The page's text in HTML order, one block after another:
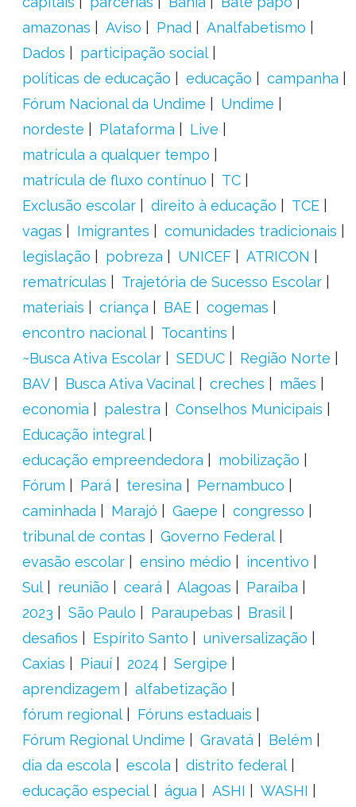
amazonas
Aviso Pnad
Analfabetismo
Dados
participação social
políticas de educação
educação
campanha
Fórum Nacional da Undime
Undime
nordeste
Plataforma
Live
matrícula a qualquer tempo
matrícula de fluxo contínuo
TC
Exclusão escolar
direito à educação
TCE
vagas
Imigrantes
comunidades tradicionais
legislação
pobreza UNICEF
ATRICON
rematrículas
Trajetória de Sucesso Escolar
materiais
criança BAE
cogemas
encontro nacional
Tocantins
~Busca Ativa Escolar
SEDUC
Região Norte
BAV
Busca Ativa Vacinal creches
mães
economia
palestra
Conselhos Municipais
Educação integral
educação empreendedora
mobilização
Fórum
Pará teresina
Pernambuco
caminhada
Marajó Gaepe
congresso
tribunal de contas
Governo Federal
evasão escolar
ensino médio
incentivo
Sul
reunião ceará Alagoas
Paraíba
2023
São Paulo Paraupebas
Brasil
desafios
Espírito Santo
universalização
Caxias
Piauí 2024
Sergipe
aprendizagem
alfabetização
fórum regional
Fóruns estaduais
Fórum Regional Undime
Gravatá
Belém
dia da escola
escola
distrito federal
educação especial
água ASHI
WASHI